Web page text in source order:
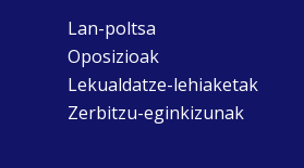
Lan-poltsa
Oposizioak
Lekualdatze-lehiaketak
Zerbitzu-eginkizunak